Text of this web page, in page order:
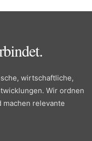
wirtschaftliche,
Wir ordnen
machen relevante